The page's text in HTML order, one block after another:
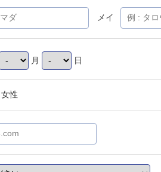
メイ
月 日
女性